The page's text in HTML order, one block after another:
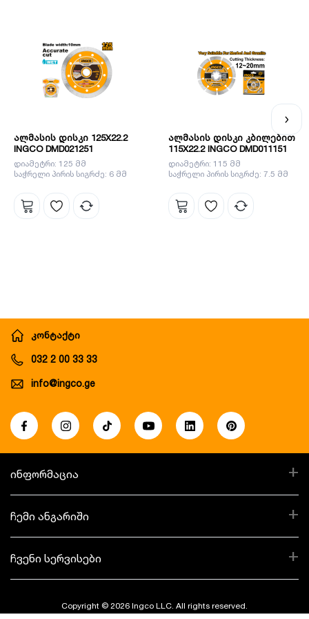
ალმასის დისკი 125X22.2
INGCO DMD021251
დიამეტრი: 125 მმ
საჭრელი პირის სიგრძე: 6 მმ
ალმასის დისკი კბილებით
115X22.2 INGCO DMD011151
დიამეტრი: 115 მმ
საჭრელი პირის სიგრძე: 7.5 მმ
კონტაქტი
032 2 00 33 33
info@ingco.ge
+
ინფორმაცია
+
ჩემი ანგარიში
+
ჩვენი სერვისები
Copyright © 2026 Ingco LLC. All rights reserved.